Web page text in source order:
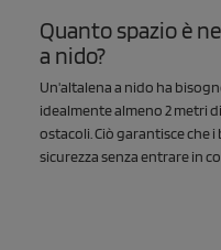
Quanto spazio è
a nido?
Un'altalena a nido ha
idealmente almeno 2 metri
ostacoli. Ciò garantisce che
sicurezza senza entrare in